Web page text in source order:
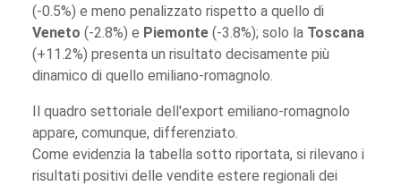
(-0.5%) e meno penalizzato rispetto a quello di
Veneto (-2.8%) e Piemonte (-3.8%); solo la Toscana
(+11.2%) presenta un risultato decisamente più
dinamico di quello emiliano-romagnolo.
Il quadro settoriale dell'export emiliano-romagnolo
appare, comunque, differenziato.
Come evidenzia la tabella sotto riportata, si rilevano i
risultati positivi delle vendite estere regionali dei